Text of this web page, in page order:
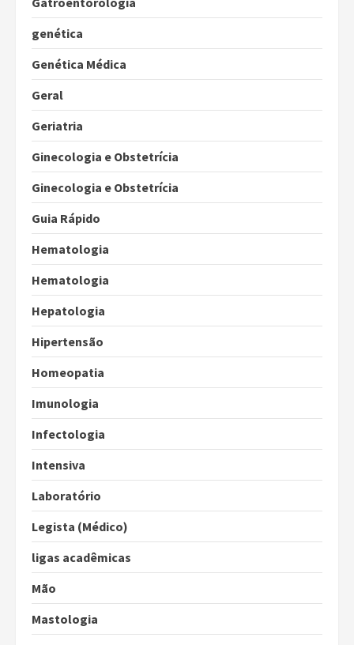
genética
Genética Médica
Geral
Geriatria
Ginecologia e Obstetrícia
Ginecologia e Obstetrícia
Guia Rápido
Hematologia
Hematologia
Hepatologia
Hipertensão
Homeopatia
Imunologia
Infectologia
Intensiva
Laboratório
Legista (Médico)
ligas acadêmicas
Mão
Mastologia